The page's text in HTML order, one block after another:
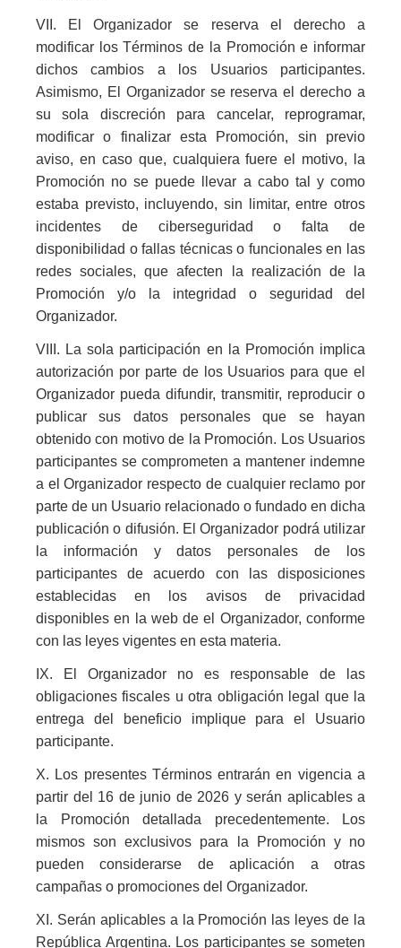
VII. El Organizador se reserva el derecho a
modificar los Términos de la Promoción e informar
dichos cambios a los Usuarios participantes.
Asimismo, El Organizador se reserva el derecho a
su sola discreción para cancelar, reprogramar,
modificar o finalizar esta Promoción, sin previo
aviso, en caso que, cualquiera fuere el motivo, la
Promoción no se puede llevar a cabo tal y como
estaba previsto, incluyendo, sin limitar, entre otros
incidentes de ciberseguridad o falta de
disponibilidad o fallas técnicas o funcionales en las
redes sociales, que afecten la realización de la
Promoción y/o la integridad o seguridad del
Organizador.
VIII. La sola participación en la Promoción implica
autorización por parte de los Usuarios para que el
Organizador pueda difundir, transmitir, reproducir o
publicar sus datos personales que se hayan
obtenido con motivo de la Promoción. Los Usuarios
participantes se comprometen a mantener indemne
a el Organizador respecto de cualquier reclamo por
parte de un Usuario relacionado o fundado en dicha
publicación o difusión. El Organizador podrá utilizar
la información y datos personales de los
participantes de acuerdo con las disposiciones
establecidas en los avisos de privacidad
disponibles en la web de el Organizador, conforme
con las leyes vigentes en esta materia.
IX. El Organizador no es responsable de las
obligaciones fiscales u otra obligación legal que la
entrega del beneficio implique para el Usuario
participante.
X. Los presentes Términos entrarán en vigencia a
partir del 16 de junio de 2026 y serán aplicables a
la Promoción detallada precedentemente. Los
mismos son exclusivos para la Promoción y no
pueden considerarse de aplicación a otras
campañas o promociones del Organizador.
XI. Serán aplicables a la Promoción las leyes de la
República Argentina. Los participantes se someten